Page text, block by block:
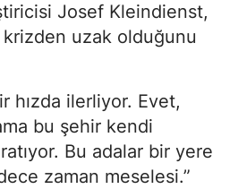
Josef Kleindienst,
krizden uzak olduğunu
hızda ilerliyor. Evet,
bu şehir kendi
Bu adalar bir yere
zaman meselesi.”